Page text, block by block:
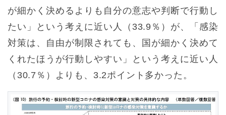
が細かく決めるよりも自分の意志や判断で行動し
たい」という考えに近い人（33.9％）が、「感染
対策は、自由が制限されても、国が細かく決めて
くれたほうが行動しやすい」という考えに近い人
（30.7％）よりも、3.2ポイント多かった。